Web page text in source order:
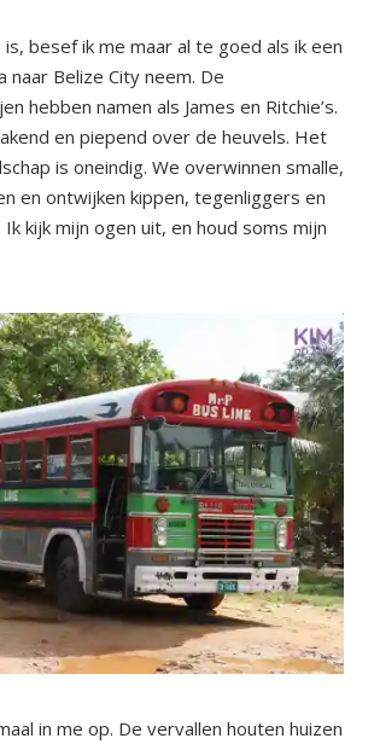
besef ik me maar al te goed als ik een
naar Belize City neem. De
hebben namen als James en Ritchie’s.
en piepend over de heuvels. Het
is oneindig. We overwinnen smalle,
en ontwijken kippen, tegenliggers en
kijk mijn ogen uit, en houd soms mijn
in me op. De vervallen houten huizen